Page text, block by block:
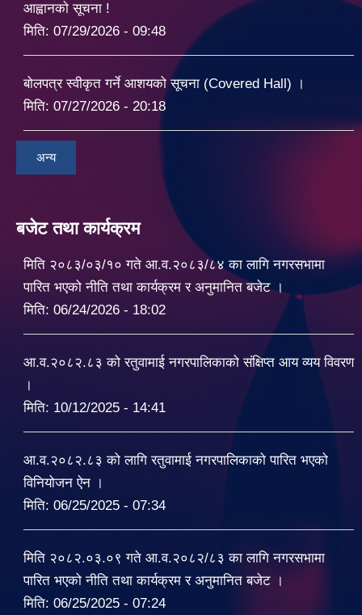
आह्वानको सूचना !
मिति: 07/29/2026 - 09:48
बोलपत्र स्वीकृत गर्ने आशयको सूचना (Covered Hall) ।
मिति: 07/27/2026 - 20:18
अन्य
बजेट तथा कार्यक्रम
मिति २०८३/०३/१० गते आ.व.२०८३/८४ का लागि नगरसभामा
पारित भएको नीति तथा कार्यक्रम र अनुमानित बजेट ।
मिति: 06/24/2026 - 18:02
आ.व.२०८२.८३ को रतुवामाई नगरपालिकाको संक्षिप्त आय व्यय विवरण
।
मिति: 10/12/2025 - 14:41
आ.व.२०८२.८३ को लागि रतुवामाई नगरपालिकाको पारित भएको
विनियोजन ऐन ।
मिति: 06/25/2025 - 07:34
मिति २०८२.०३.०९ गते आ.व.२०८२/८३ का लागि नगरसभामा
पारित भएको नीति तथा कार्यक्रम र अनुमानित बजेट ।
मिति: 06/25/2025 - 07:24